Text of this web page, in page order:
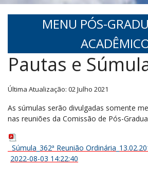
MENU PÓS-
Pautas e
Última Atualização: 02 Julho 2021
As súmulas serão divulgadas somente
nas reuniões da Comissão de Pós-
Súmula_362ª Reunião
2022-08-03 14:22:40